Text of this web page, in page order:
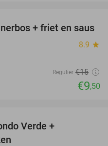
37%
+ friet en saus
8.9 star
Regulier €15
€9,50
Verde +